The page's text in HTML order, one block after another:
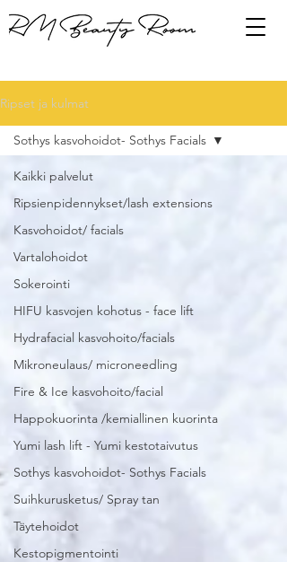
Ripset ja kulmat
Kaikki palvelut
Ripsienpidennykset/lash extensions
Kasvohoidot/ facials
Vartalohoidot
Sokerointi
HIFU kasvojen kohotus - face lift
Hydrafacial kasvohoito/facials
Mikroneulaus/ microneedling
Fire & Ice kasvohoito/facial
Happokuorinta /kemiallinen kuorinta
Yumi lash lift - Yumi kestotaivutus
Sothys kasvohoidot- Sothys Facials
Suihkurusketus/ Spray tan
Täytehoidot
Kestopigmentointi
Sothys kasvohoidot- Sothys Facials